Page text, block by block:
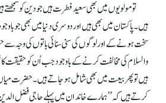
تو مولویوں میں بھی سعید فطرت ہیں جو دین
ہیں۔ پاکستان میں بھی ہیں اور دوسری دنیا میں بھی جو
سخت ہونے کے اور لوگوں کی سنی سنائی باتوں کی وجہ سے
والسلام کی مخالفت کرنے کے باوجود جب اُن کو حقیقت کا
ہیں تو پھر بیعت میں بھی شامل ہو جاتے ہیں۔ حضرت